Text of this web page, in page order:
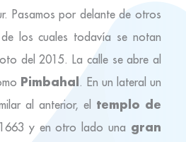
Pasamos por delante de otros
los cuales todavía se notan
del 2015. La calle se abre al
Pimbahal . En un lateral un
al anterior, el templo de
y en otro lado una gran